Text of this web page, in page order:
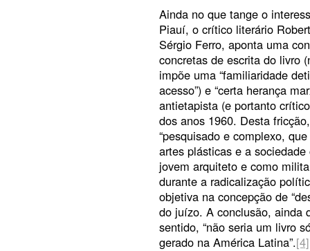
Ainda no que tange o
Piauí, o crítico literário
Sérgio Ferro, aponta uma
concretas de escrita do livro
impõe uma “familiaridade
acesso”) e “certa herança
antietapista (e portanto
dos anos 1960. Desta
“pesquisado e complexo,
artes plásticas e a
jovem arquiteto e como
durante a radicalização
objetiva na concepção de
do juízo. A conclusão, ainda
sentido, “não seria um livro
gerado na América Latina”.[4]